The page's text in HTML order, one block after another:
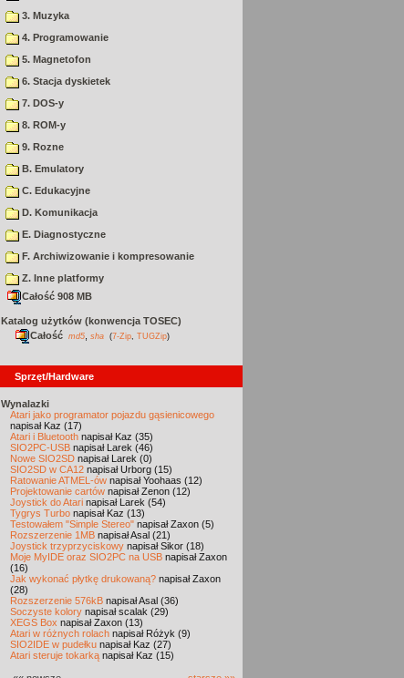
3. Muzyka
4. Programowanie
5. Magnetofon
6. Stacja dyskietek
7. DOS-y
8. ROM-y
9. Rozne
B. Emulatory
C. Edukacyjne
D. Komunikacja
E. Diagnostyczne
F. Archiwizowanie i kompresowanie
Z. Inne platformy
Całość 908 MB
Katalog użytków (konwencja TOSEC)
Całość md5 sha (7-Zip TUGZip)
Sprzęt/Hardware
Wynalazki
Atari jako programator pojazdu gąsienicowego
napisał Kaz (17)
Atari i Bluetooth napisał Kaz (35)
SIO2PC-USB napisał Larek (46)
Nowe SIO2SD napisał Larek (0)
SIO2SD w CA12 napisał Urborg (15)
Ratowanie ATMEL-ów napisał Yoohaas (12)
Projektowanie cartów napisał Zenon (12)
Joystick do Atari napisał Larek (54)
Tygrys Turbo napisał Kaz (13)
Testowałem "Simple Stereo" napisał Zaxon (5)
Rozszerzenie 1MB napisał Asal (21)
Joystick trzyprzyciskowy napisał Sikor (18)
Moje MyIDE oraz SIO2PC na USB napisał Zaxon
(16)
Jak wykonać płytkę drukowaną? napisał Zaxon
(28)
Rozszerzenie 576kB napisał Asal (36)
Soczyste kolory napisał scalak (29)
XEGS Box napisał Zaxon (13)
Atari w różnych rolach napisał Różyk (9)
SIO2IDE w pudełku napisał Kaz (27)
Atari steruje tokarką napisał Kaz (15)